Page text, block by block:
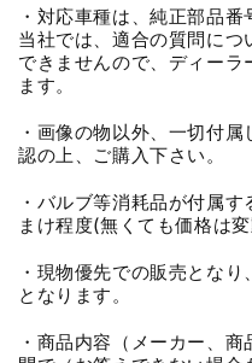
・対応車種は、純正部品番
当社では、適合の質問に
できませんので、ディーラ
ます。
・画像の物以外、一切付
認の上、ご購入下さい。
・バルブ等消耗品が付属
まけ程度(無くても価格は
・現物優先での販売とな
となります。
・商品内容（メーカー、